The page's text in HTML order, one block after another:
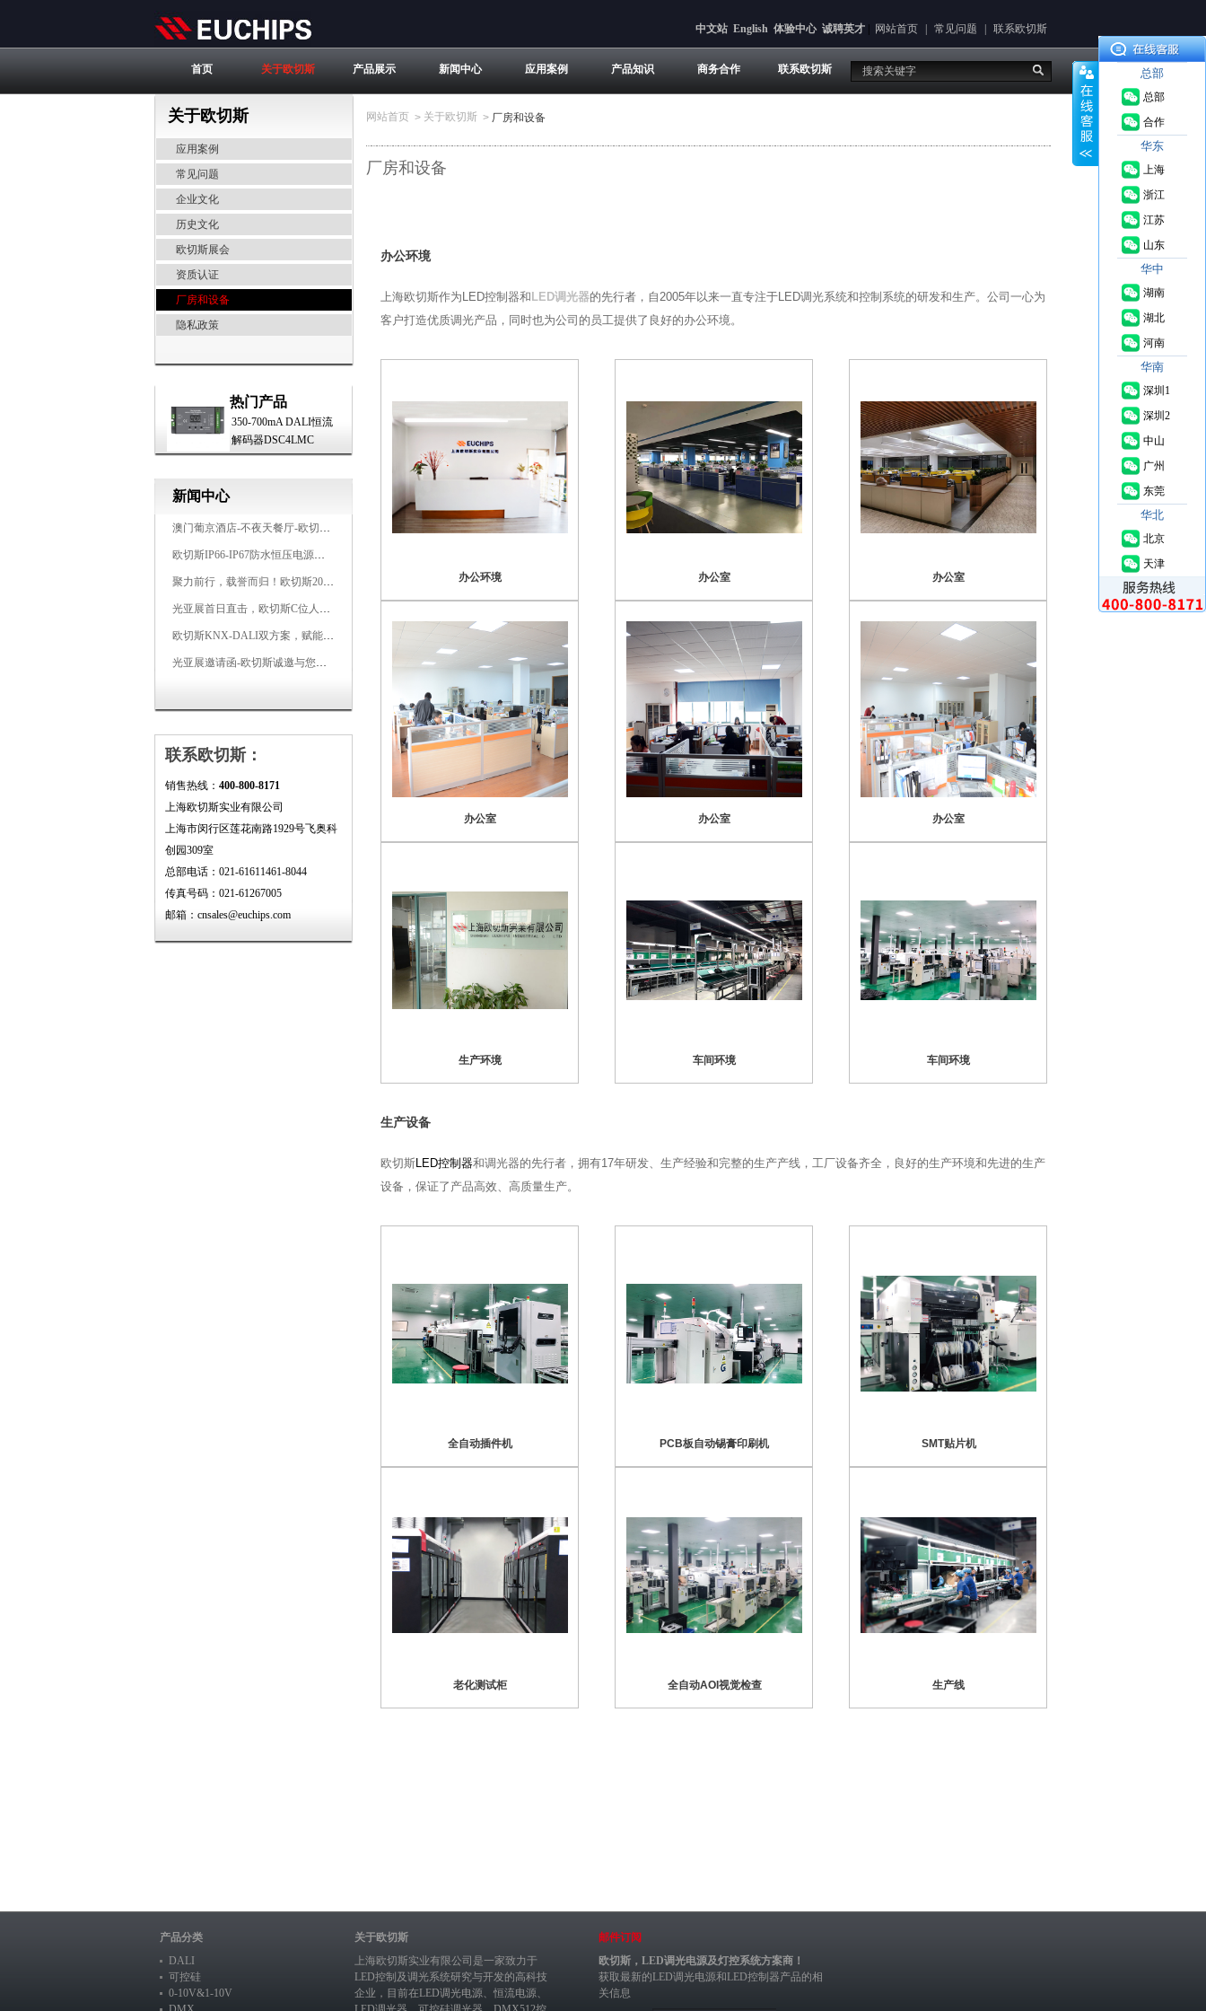
中文站 English 体验中心 诚聘英才 网站首页 常见问题 联系欧切斯
首页 关于欧切斯 产品展示 新闻中心 应用案例 产品知识 商务合作 联系欧切斯
关于欧切斯
应用案例
常见问题
企业文化
历史文化
欧切斯展会
资质认证
厂房和设备
隐私政策
热门产品
350-700mA DALI恒流
解码器DSC4LMC
新闻中心
澳门葡京酒店-不夜天餐厅-欧切斯KNX智能控制系统打造高端智慧空间
欧切斯IP66-IP67防水恒压电源，无惧风雨，智稳如一
聚力前行，载誉而归！欧切斯2026光亚展完美收官
光亚展首日直击，欧切斯C位人气爆棚-双奖加冕，实力再出圈
欧切斯KNX-DALI双方案，赋能广州有马空间日式轻奢静谧之光
光亚展邀请函-欧切斯诚邀与您相约2026广州国际照明展览会
联系欧切斯：
销售热线： 400-800-8171
上海欧切斯实业有限公司
上海市闵行区莲花南路1929号飞奥科
创园309室
总部电话：021-61611461-8044
传真号码：021-61267005
邮箱：cnsales@euchips.com
网站首页 > 关于欧切斯 > 厂房和设备
厂房和设备
办公环境
上海欧切斯作为LED控制器和 LED调光器的先行者，自2005年以来一直专注于LED调光系统和控制系统的研发和生产。公司一心为
客户打造优质调光产品，同时也为公司的员工提供了良好的办公环境。
办公环境 办公室 办公室
办公室 办公室 办公室
生产环境 车间环境 车间环境
生产设备
欧切斯LED控制器和调光器的先行者，拥有17年研发、生产经验和完整的生产产线 ，工厂设备齐全，良好的生产环境和先进的生产
设备 ，保证了产品高效、高质量生产。
全自动插件机 PCB板自动锡膏印刷机 SMT贴片机
老化测试柜 全自动AOI视觉检查 生产线
产品分类
DALI
可控硅
0-10V&1-10V
关于欧切斯
上海欧切斯实业有限公司是一家致力于
LED控制及调光系统研究与开发的高科技
企业，目前在LED调光电源、恒流电源、
邮件订阅
欧切斯，LED调光电源及灯控系统方案商！
获取最新的LED调光电源和LED控制器产品的相
关信息
总部
总部
合作
华东
上海
浙江
江苏
山东
华中
湖南
湖北
河南
华南
深圳1
深圳2
中山
广州
东莞
华北
北京
天津